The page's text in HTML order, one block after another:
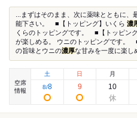
...まずはそのまま、次に薬味とともに
能下さい。 ■【トッピング】いくら 濃
くらのトッピングです。 ■【トッピン
が楽しめる。 ウニのトッピングです。
の旨味とウニの濃厚な甘みを一度に楽し
空席
情報
土
8/8
日
9
月
10